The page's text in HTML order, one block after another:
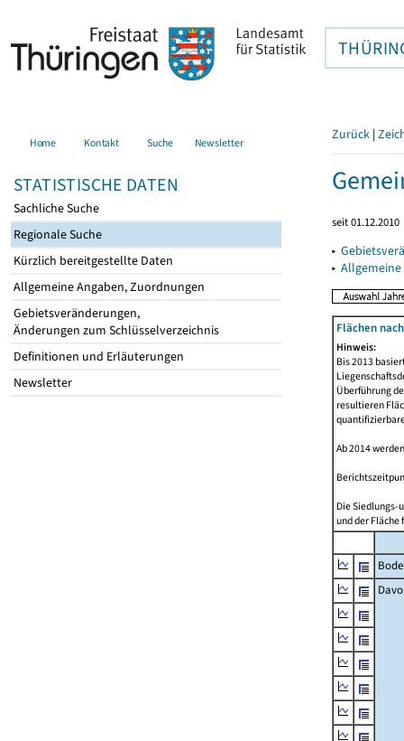
Home Kontakt Suche Newsletter
STATISTISCHE DATEN
Sachliche Suche
Regionale Suche
Kürzlich bereitgestellte Daten
Allgemeine Angaben, Zuordnungen
Gebietsveränderungen,
Änderungen zum Schlüsselverzeichnis
Definitionen und Erläuterungen
Newsletter
Zurück |
seit 01.12.2010
▸
▸
Flächen
Hinweis:
Bis 2013
Überführung
resultieren
Ab 2014
Die Siedlungs-
und der Fläche